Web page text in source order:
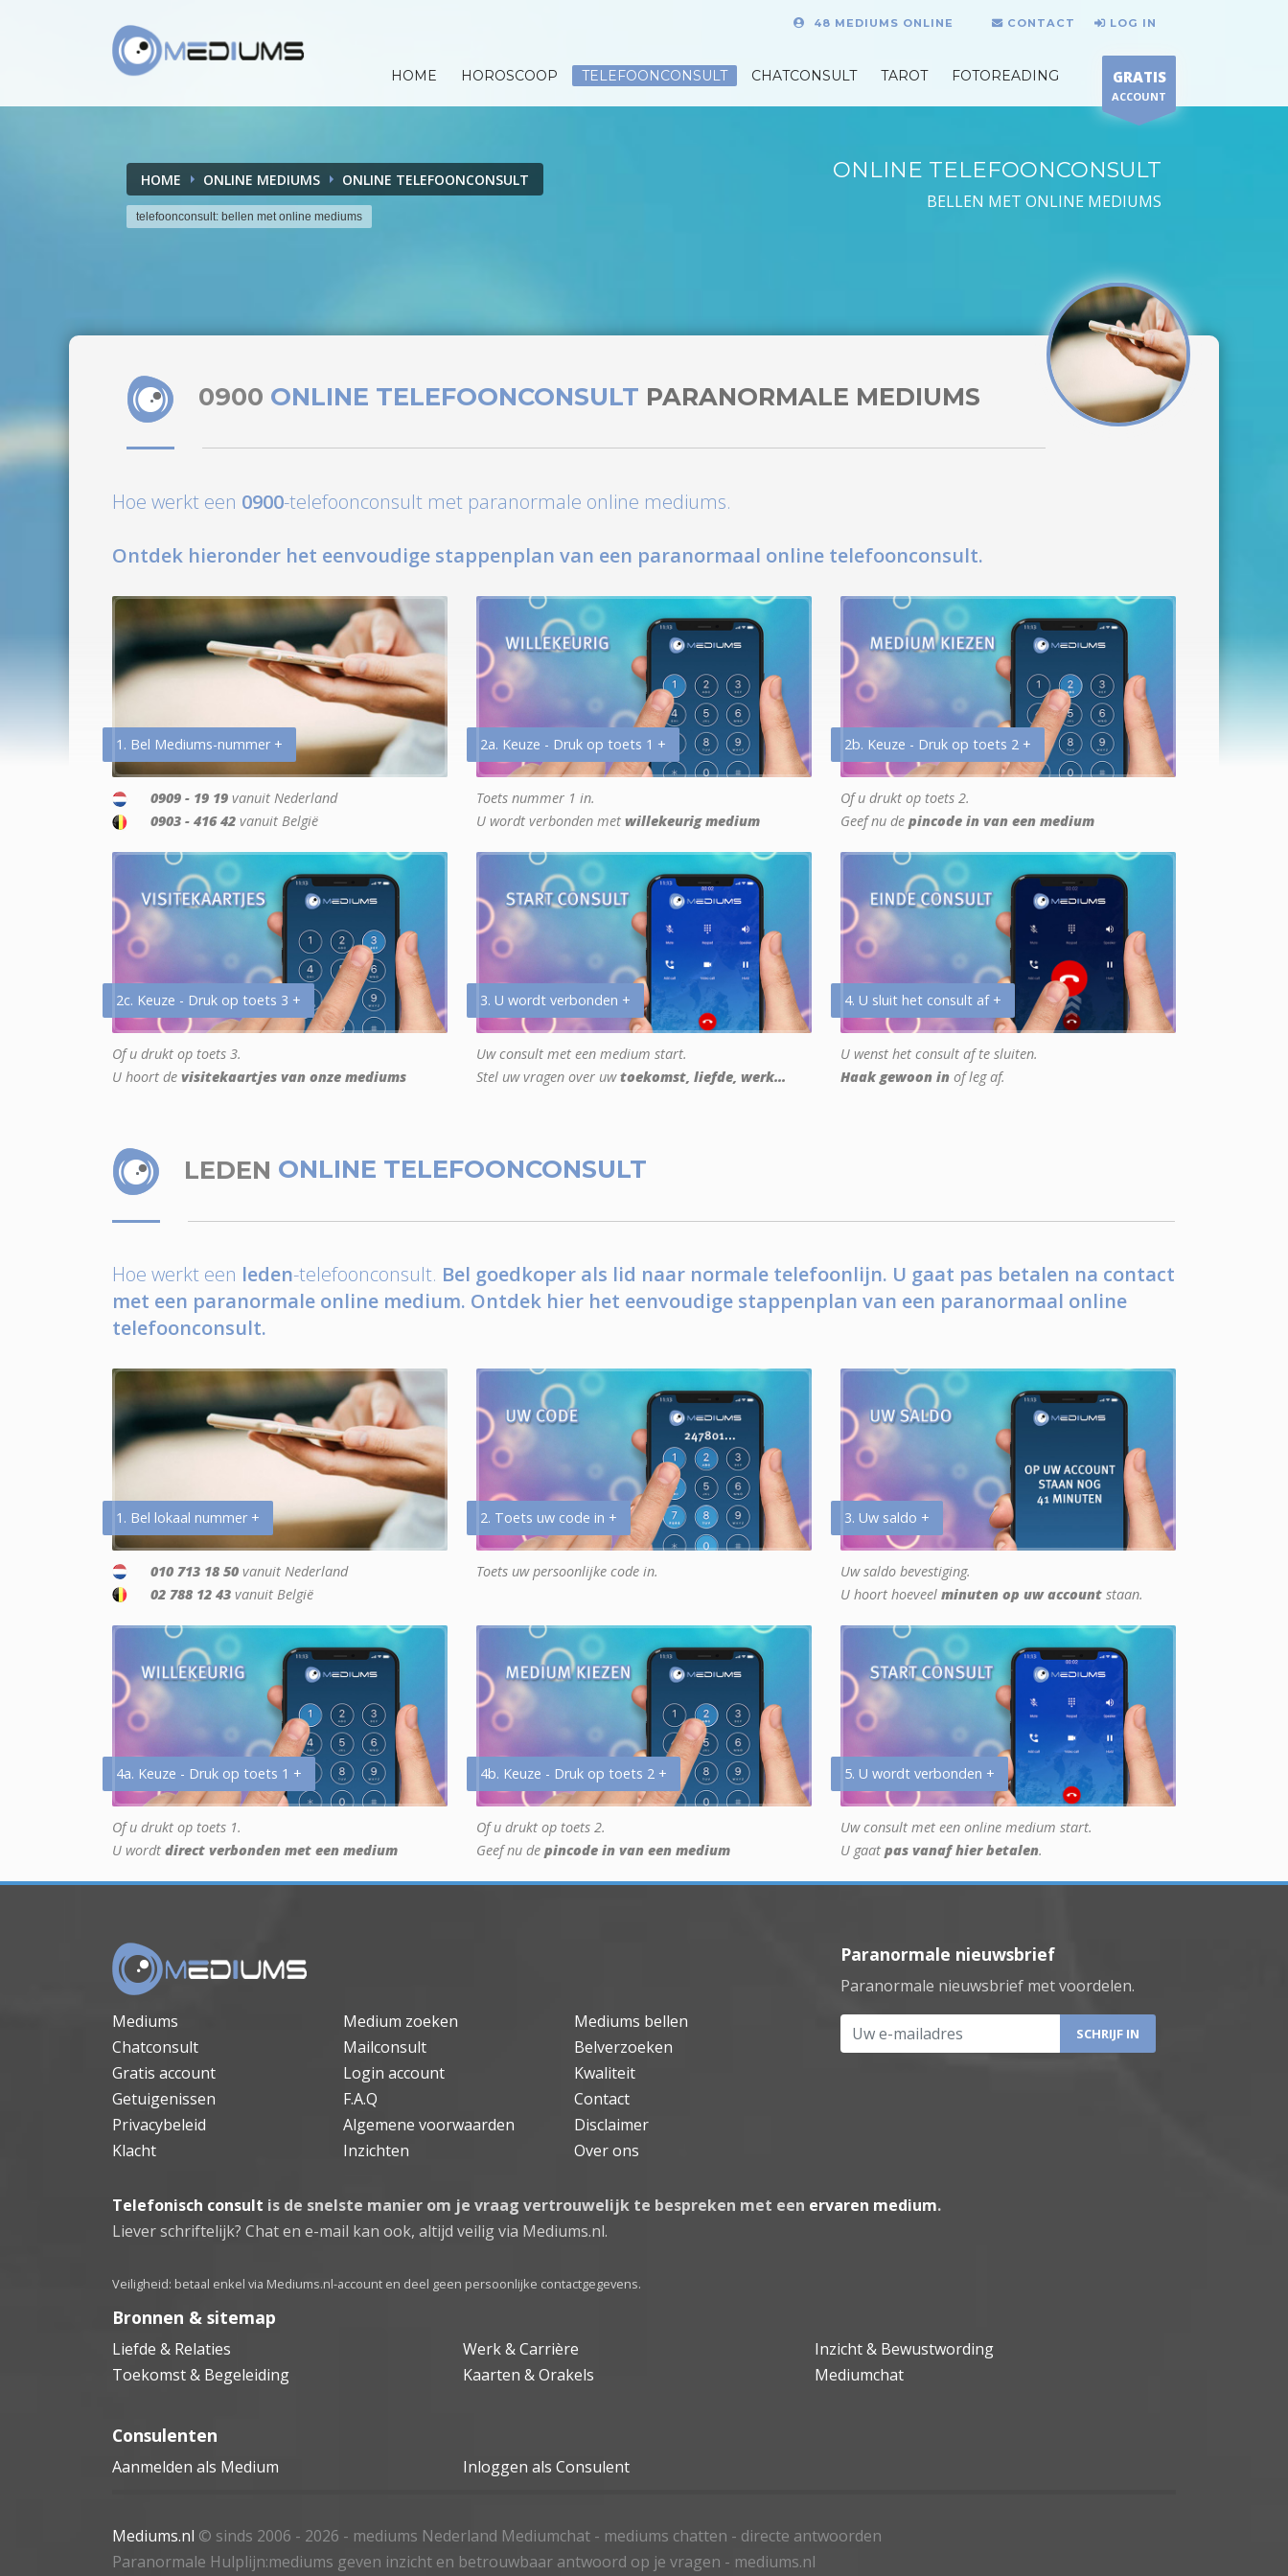
48 MEDIUMS ONLINE CONTACT LOG IN
HOME HOROSCOOP TELEFOONCONSULT CHATCONSULT TAROT FOTOREADING GRATIS
ACCOUNT
HOME ONLINE MEDIUMS ONLINE TELEFOONCONSULT
telefoonconsult: bellen met online mediums
ONLINE TELEFOONCONSULT
BELLEN MET ONLINE MEDIUMS
0900 ONLINE TELEFOONCONSULT PARANORMALE MEDIUMS
Hoe werkt een 0900-telefoonconsult met paranormale online mediums.
Ontdek hieronder het eenvoudige stappenplan van een paranormaal online telefoonconsult.
1. Bel Mediums-nummer +
0909 - 19 19 vanuit Nederland
0903 - 416 42 vanuit België
2a. Keuze - Druk op toets 1 +
Toets nummer 1 in.
U wordt verbonden met willekeurig medium
2b. Keuze - Druk op toets 2 +
Of u drukt op toets 2.
Geef nu de pincode in van een medium
2c. Keuze - Druk op toets 3 +
Of u drukt op toets 3.
U hoort de visitekaartjes van onze mediums
3. U wordt verbonden +
Uw consult met een medium start.
Stel uw vragen over uwtoekomst, liefde, werk...
4. U sluit het consult af +
U wenst het consult af te sluiten.
Haak gewoon in of leg af.
LEDEN ONLINE TELEFOONCONSULT
Hoe werkt een leden-telefoonconsult. Bel goedkoper als lid naar normale telefoonlijn. U gaat pas betalen na contact
met een paranormale online medium. Ontdek hier het eenvoudige stappenplan van een paranormaal online
telefoonconsult.
1. Bel lokaal nummer +
010 713 18 50 vanuit Nederland
02 788 12 43 vanuit België
2. Toets uw code in +
Toets uw persoonlijke code in.
3. Uw saldo +
Uw saldo bevestiging.
U hoort hoeveel minuten op uw account staan.
4a. Keuze - Druk op toets 1 +
Of u drukt op toets 1.
U wordt direct verbonden met een medium
4b. Keuze - Druk op toets 2 +
Of u drukt op toets 2.
Geef nu de pincode in van een medium
5. U wordt verbonden +
Uw consult met een online medium start.
U gaat pas vanaf hier betalen.
Mediums Medium zoeken
Mediums bellen
Chatconsult
Mailconsult
Belverzoeken
Gratis account
Login account
Kwaliteit
Getuigenissen
F.A.Q
Contact
Privacybeleid
Algemene voorwaarden
Disclaimer
Klacht
Inzichten Over ons
Paranormale nieuwsbrief
Paranormale nieuwsbrief met voordelen.
Uw e-mailadres
Telefonisch consult is de snelste manier om je vraag vertrouwelijk te bespreken met een ervaren medium.
Liever schriftelijk? Chat en e-mail kan ook, altijd veilig via Mediums.nl.
Veiligheid: betaal enkel via Mediums.nl-account en deel geen persoonlijke contactgegevens.
Bronnen & sitemap
Liefde & Relaties Werk & Carrière
Inzicht & Bewustwording
Toekomst & Begeleiding
Kaarten & Orakels Mediumchat
Consulenten
Aanmelden als Medium Inloggen als Consulent
Mediums.nl © sinds 2006 - 2026 - mediums Nederland Mediumchat - mediums chatten - directe antwoorden
Paranormale Hulplijn:mediums geven inzicht en betrouwbaar antwoord op je vragen - mediums.nl